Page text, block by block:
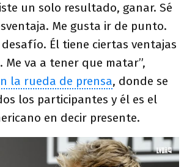
un solo resultado, ganar. Sé
Me gusta ir de punto.
Él tiene ciertas ventajas
Me va a tener que matar”,
la rueda de prensa, donde se
los participantes y él es el
en decir presente.